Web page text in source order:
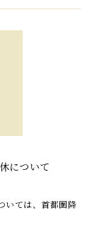
について
いては、首都圏降